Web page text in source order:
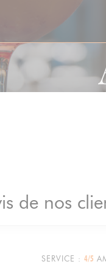
de nos
SERVICE : 4/5